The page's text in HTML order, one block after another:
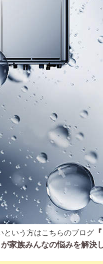
という方はこちらのブログ
家族みんなの悩みを解決